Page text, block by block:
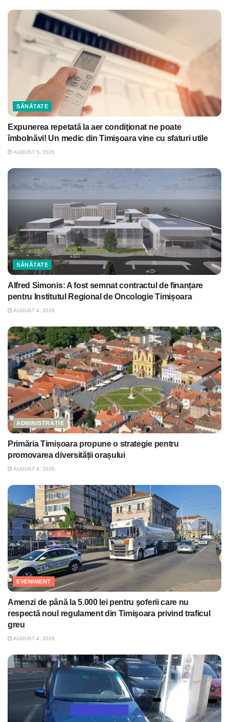
SĂNĂTATE
Expunerea repetată la aer condiţionat ne poate
îmbolnăvi! Un medic din Timişoara vine cu sfaturi utile
AUGUST 5, 2026
SĂNĂTATE
Alfred Simonis: A fost semnat contractul de finanțare
pentru Institutul Regional de Oncologie Timișoara
AUGUST 4, 2026
ADMINISTRAȚIE
Primăria Timișoara propune o strategie pentru
promovarea diversității orașului
AUGUST 4, 2026
EVENIMENT
Amenzi de până la 5.000 lei pentru şoferii care nu
respectă noul regulament din Timişoara privind traficul
greu
AUGUST 4, 2026